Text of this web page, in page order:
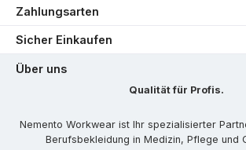
Zahlungsarten
Sicher Einkaufen
Über uns
Qualität für Profis.
Nemento Workwear ist Ihr spezialisierter
Berufsbekleidung in Medizin, Pflege und